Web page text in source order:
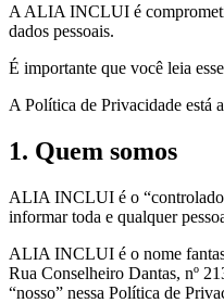
A ALIA INCLUI é
dados pessoais.
É importante que você leia
A Política de Privacidade está
1. Quem somos
ALIA INCLUI é o “controlador
informar toda e qualquer
ALIA INCLUI é o nome
Rua Conselheiro Dantas, nº
“nosso” nessa Política de